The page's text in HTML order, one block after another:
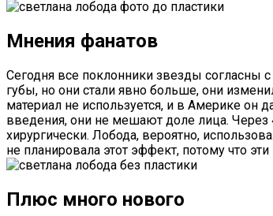
Мнения фанатов
Сегодня все поклонники звезды согласны
губы, но они стали явно больше, они
материал не используется, и в Америке он
введения, они не мешают доле лица.
хирургически. Лобода, вероятно,
не планировала этот эффект, потому что
Плюс много нового